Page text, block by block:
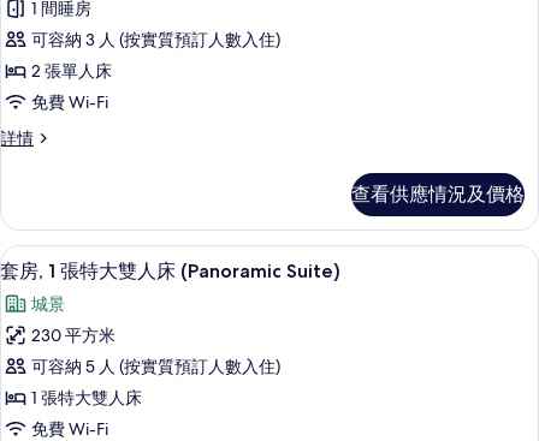
豪
華
雙
床
房
相
片
1 間睡房
可容納 3 人 (按實質預訂人數入住)
2 張單人床
免費 Wi-Fi
詳情
豪
房
詳
情
查看供應情況及價格
載
入
所
有
套
房,
套房, 1 張特大雙人床 (Panoramic
1
套房, 1 張特大雙人床 (Panoramic Suite)
城景
230 平方米
可容納 5 人 (按實質預訂人數入住)
1 張特大雙人床
免費 Wi-Fi